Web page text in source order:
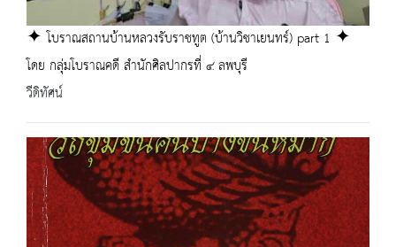
✦ โบราณสถานบ้านหลวงรับราชทูต (บ้านวิชาเยนทร์) part 1 ✦
โดย กลุ่มโบราณคดี สำนักศิลปากรที่ ๔ ลพบุรี
วีดิทัศน์